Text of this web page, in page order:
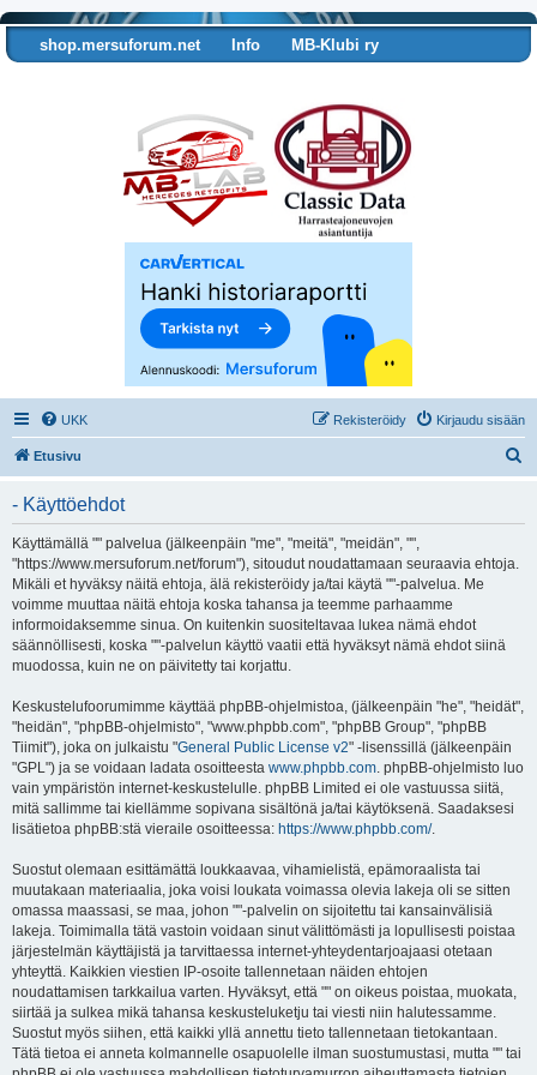
shop.mersuforum.net Info
MB-Klubi ry
UKK Kirjaudu sisään
Rekisteröidy
Etusivu
- Käyttöehdot
Käyttämällä "" palvelua (jälkeenpäin "me", "meitä", "meidän", "",
"https://www.mersuforum.net/forum"), sitoudut noudattamaan seuraavia ehtoja.
Mikäli et hyväksy näitä ehtoja, älä rekisteröidy ja/tai käytä ""-palvelua. Me
voimme muuttaa näitä ehtoja koska tahansa ja teemme parhaamme
informoidaksemme sinua. On kuitenkin suositeltavaa lukea nämä ehdot
säännöllisesti, koska ""-palvelun käyttö vaatii että hyväksyt nämä ehdot siinä
muodossa, kuin ne on päivitetty tai korjattu.
Keskustelufoorumimme käyttää phpBB-ohjelmistoa, (jälkeenpäin "he", "heidät",
"heidän", "phpBB-ohjelmisto", "www.phpbb.com", "phpBB Group", "phpBB
Tiimit"), joka on julkaistu "General Public License v2" -lisenssillä (jälkeenpäin
"GPL") ja se voidaan ladata osoitteesta www.phpbb.com. phpBB-ohjelmisto luo
vain ympäristön internet-keskustelulle. phpBB Limited ei ole vastuussa siitä,
mitä sallimme tai kiellämme sopivana sisältönä ja/tai käytöksenä. Saadaksesi
lisätietoa phpBB:stä vieraile osoitteessa: https://www.phpbb.com/.
Suostut olemaan esittämättä loukkaavaa, vihamielistä, epämoraalista tai
muutakaan materiaalia, joka voisi loukata voimassa olevia lakeja oli se sitten
omassa maassasi, se maa, johon ""-palvelin on sijoitettu tai kansainvälisiä
lakeja. Toimimalla tätä vastoin voidaan sinut välittömästi ja lopullisesti poistaa
järjestelmän käyttäjistä ja tarvittaessa internet-yhteydentarjoajaasi otetaan
yhteyttä. Kaikkien viestien IP-osoite tallennetaan näiden ehtojen
noudattamisen tarkkailua varten. Hyväksyt, että "" on oikeus poistaa, muokata,
siirtää ja sulkea mikä tahansa keskusteluketju tai viesti niin halutessamme.
Suostut myös siihen, että kaikki yllä annettu tieto tallennetaan tietokantaan.
Tätä tietoa ei anneta kolmannelle osapuolelle ilman suostumustasi, mutta "" tai